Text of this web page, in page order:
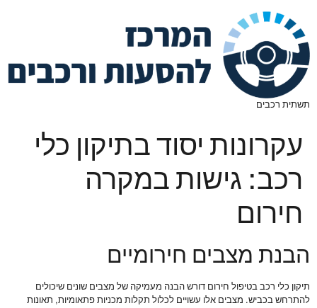
תשתית רכבים
עקרונות יסוד בתיקון כלי
רכב: גישות במקרה
חירום
הבנת מצבים חירומיים
תיקון כלי רכב בטיפול חירום דורש הבנה מעמיקה של מצבים שונים שיכולים
להתרחש בכביש. מצבים אלו עשויים לכלול תקלות מכניות פתאומיות, תאונות